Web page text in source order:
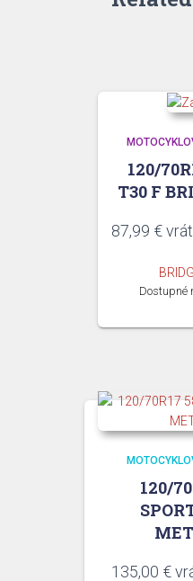
120/
T30 F
87,99 €
Dostupné
120/
135,00 €